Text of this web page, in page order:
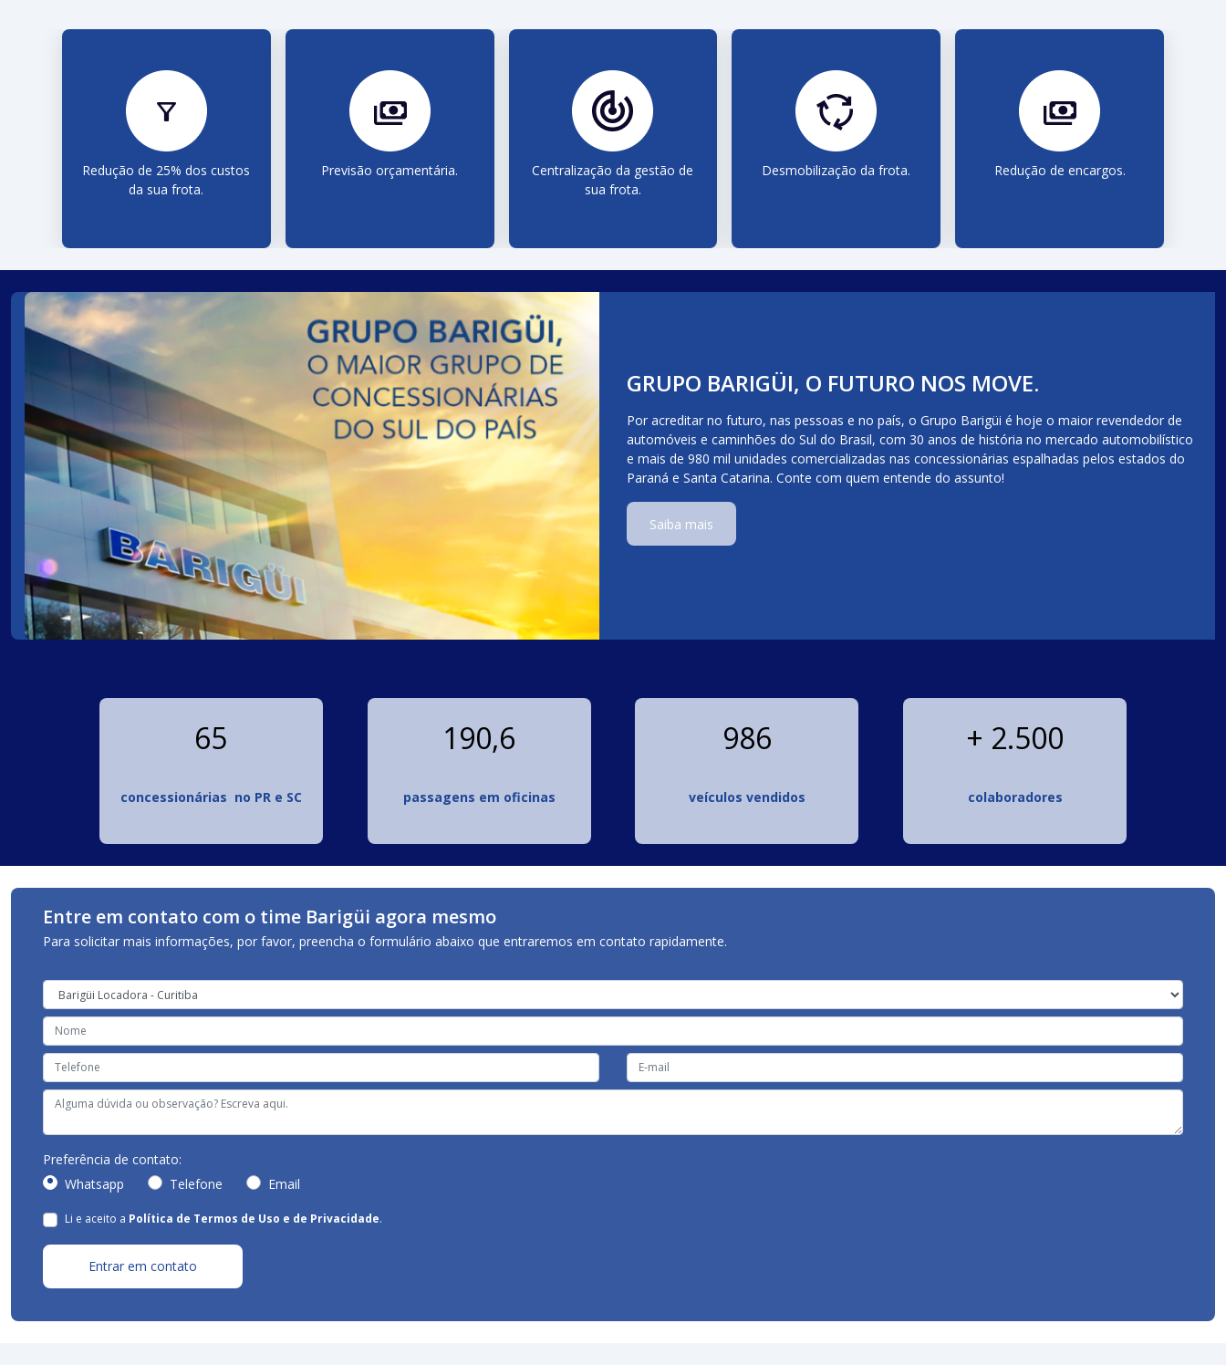
Redução de 25% dos custos
da sua frota.
Previsão orçamentária.
Centralização da gestão de
sua frota.
Desmobilização da frota. Redução de encargos.
GRUPO BARIGÜI, O FUTURO NOS MOVE.
Por acreditar no futuro, nas pessoas e no país, o Grupo Barigüi é hoje o maior revendedor de
automóveis e caminhões do Sul do Brasil, com 30 anos de história no mercado automobilístico
e mais de 980 mil unidades comercializadas nas concessionárias espalhadas pelos estados do
Paraná e Santa Catarina. Conte com quem entende do assunto!
Saiba mais
65
concessionárias no PR e SC
190,6
passagens em oficinas
986
veículos vendidos
+ 2.500
colaboradores
Entre em contato com o time Barigüi agora mesmo
Para solicitar mais informações, por favor, preencha o formulário abaixo que entraremos em contato rapidamente.
Preferência de contato:
Whatsapp
Telefone Email
Li e aceito a Política de Termos de Uso e de Privacidade.
Entrar em contato